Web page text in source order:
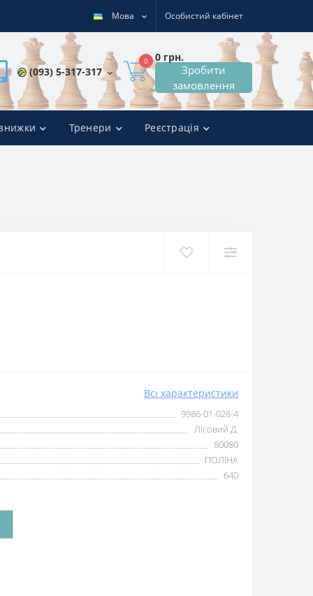
Мова Особистий кабінет
(093) 5-317-317
0 0 грн.
Зробити
замовлення
Тренери Реєстрація
Всі характеристики
9986-01-028-4
Лісовий Д.
80080
ПОЛІНА
640